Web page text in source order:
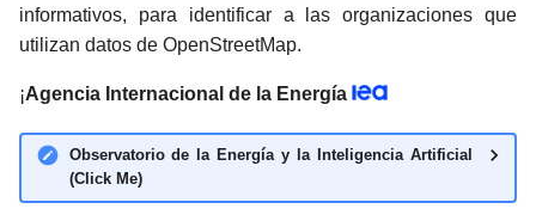
informativos, para identificar a las organizaciones que
utilizan datos de OpenStreetMap.
¡Agencia Internacional de la Energía
Observatorio de la Energía y la Inteligencia Artificial
(Click Me)